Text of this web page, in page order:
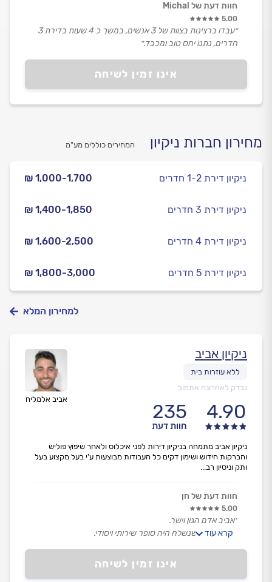
אינו זמין לשיחה
חוות דעת של Michal
5.00
״עבדו ברצינות בצוות של 3 אנשים, במשך כ 4 שעות בדירת 3
חדרים, נתנו יחס טוב ומכבד.״
מחירון חברות ניקיון המחירים כוללים מע”מ
₪ 1,000-1,700 ניקיון דירת 1-2 חדרים
₪ 1,400-1,850 ניקיון דירת 3 חדרים
₪ 1,600-2,500 ניקיון דירת 4 חדרים
₪ 1,800-3,000 ניקיון דירת 5 חדרים
למחירון המלא
אביב אלמליח
ניקיון אביב
נבדק לאחרונה אתמול
4.90
235
חוות דעת
אינו זמין לשיחה
ניקיון אביב מתמחה בניקיון דירות לפני איכלוס ולאחר שיפוץ פוליש
והברקות חידוש ושימון דקים כל העבודות מבוצעות ע'י בעל מקצוע בעל
ותק וניסיון רב...
חוות דעת של חן
5.00
״אביב אדם הגון וישר.
נאור העובד שנשלח היה סופר שירותי ויסודי.
גם המחיר היה הוגן, ממליצה מאד.״
קרא עוד